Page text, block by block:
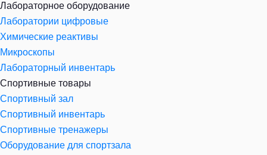
Лабораторное оборудование
Лаборатории цифровые
Химические реактивы
Микроскопы
Лабораторный инвентарь
Спортивные товары
Спортивный зал
Спортивный инвентарь
Спортивные тренажеры
Оборудование для спортзала